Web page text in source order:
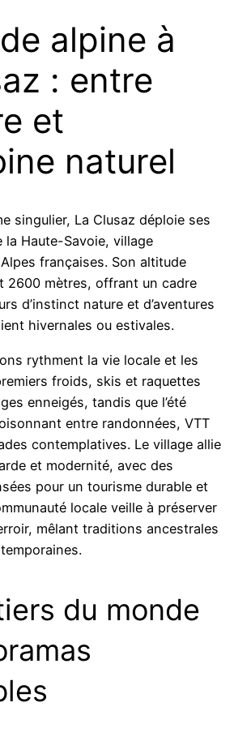
alpine à
: entre
et
naturel
singulier, La Clusaz déploie ses
Haute-Savoie, village
françaises. Son altitude
2600 mètres, offrant un cadre
d’instinct nature et d’aventures
hivernales ou estivales.
rythment la vie locale et les
froids, skis et raquettes
enneigés, tandis que l’été
entre randonnées, VTT
contemplatives. Le village allie
et modernité, avec des
pour un tourisme durable et
locale veille à préserver
mêlant traditions ancestrales
du monde